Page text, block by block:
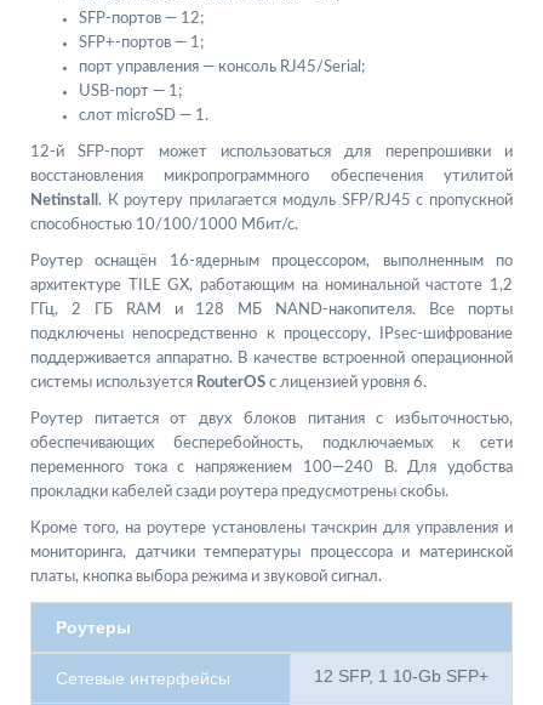
SFP-портов — 12;
SFP+-портов — 1;
порт управления — консоль RJ45/Serial;
USB-порт — 1;
слот microSD — 1.
12-й SFP-порт может использоваться для перепрошивки и
восстановления микропрограммного обеспечения утилитой
Netinstall . К роутеру прилагается модуль SFP/RJ45 с пропускной
способностью 10/100/1000 Мбит/с.
Роутер оснащён 16-ядерным процессором, выполненным по
архитектуре TILE GX, работающим на номинальной частоте 1,2
ГГц, 2 ГБ RAM и 128 МБ NAND-накопителя. Все порты
подключены непосредственно к процессору, IPsec-шифрование
поддерживается аппаратно. В качестве встроенной операционной
системы используется RouterOS с лицензией уровня 6.
Роутер питается от двух блоков питания с избыточностью,
обеспечивающих бесперебойность, подключаемых к сети
переменного тока с напряжением 100—240 В. Для удобства
прокладки кабелей сзади роутера предусмотрены скобы.
Кроме того, на роутере установлены тачскрин для управления и
мониторинга, датчики температуры процессора и материнской
платы, кнопка выбора режима и звуковой сигнал.
Роутеры
Сетевые интерфейсы 12 SFP, 1 10-Gb SFP+